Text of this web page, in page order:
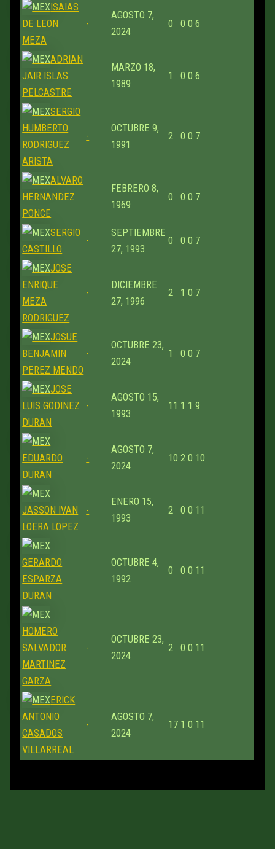
ISAIAS
DE LEON
MEZA
-
AGOSTO 7,
2024
0 0 0 6
ADRIAN
JAIR ISLAS
PELCASTRE
MARZO 18,
1989
1 0 0 6
SERGIO
HUMBERTO
RODRIGUEZ
ARISTA
-
OCTUBRE 9,
1991
2 0 0 7
ALVARO
HERNANDEZ
PONCE
FEBRERO 8,
1969
0 0 0 7
SERGIO
CASTILLO
-
SEPTIEMBRE
27, 1993
0 0 0 7
JOSE
ENRIQUE
MEZA
RODRIGUEZ
-
DICIEMBRE
27, 1996
2 1 0 7
JOSUE
BENJAMIN
PEREZ MENDO
-
OCTUBRE 23,
2024
1 0 0 7
JOSE
LUIS GODINEZ
DURAN
-
AGOSTO 15,
1993
11 1 1 9
EDUARDO
DURAN
-
AGOSTO 7,
2024
10 2 0 10
JASSON IVAN
LOERA LOPEZ
-
ENERO 15,
1993
2 0 0 11
GERARDO
ESPARZA
DURAN
OCTUBRE 4,
1992
0 0 0 11
HOMERO
SALVADOR
MARTINEZ
GARZA
-
OCTUBRE 23,
2024
2 0 0 11
ERICK
ANTONIO
CASADOS
VILLARREAL
-
AGOSTO 7,
2024
17 1 0 11